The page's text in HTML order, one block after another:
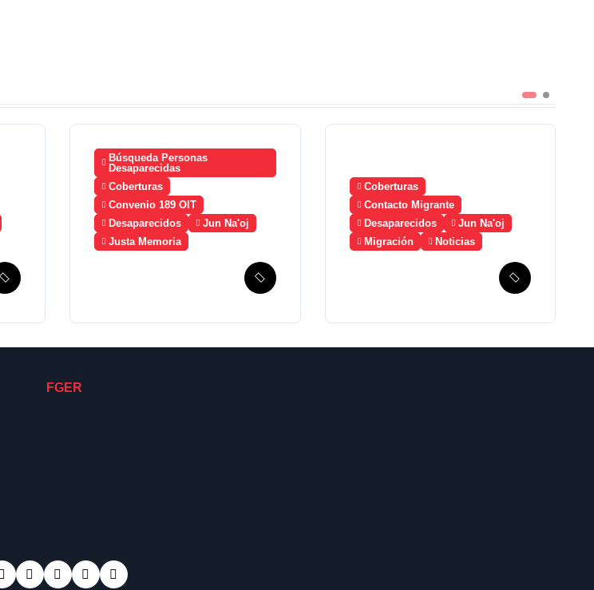
Búsqueda Personas
Desaparecidas
Coberturas
Convenio 189 OIT
Desaparecidos
Jun Na'oj
Justa Memoria
terror de Estado
Coberturas
Contacto Migrante
Desaparecidos
Jun Na'oj
Migración
Noticias
búsqueda de